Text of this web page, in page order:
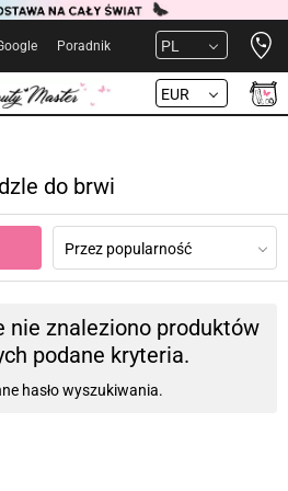
Poradnik PL
EUR
do brwi
Przez popularność
nie znaleziono produktów
podane kryteria.
hasło wyszukiwania.